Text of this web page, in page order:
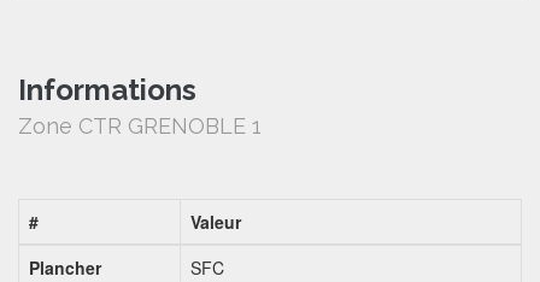
Informations
Zone CTR GRENOBLE 1
#
Valeur
Plancher
SFC